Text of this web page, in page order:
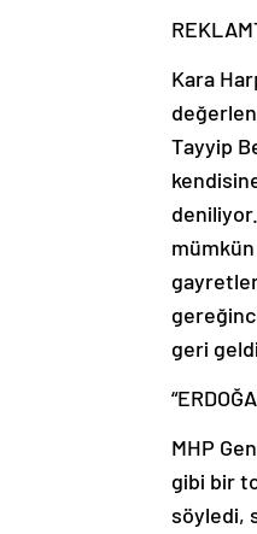
REKLAM
Kara
Tayyip
geri
MHP
gibi bir
söyledi,